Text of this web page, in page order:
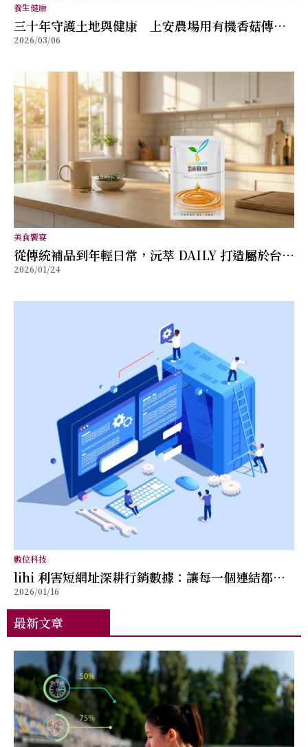
養生健康
三十年守護土地與健康 上安農場用有機香菇傳遞
自然滋味
2026/03/06
美食饗宴
從傳統補品到年輕日常，沅萃 DAILY 打造屬於台灣
的滴雞精新形象
2026/01/24
數位科技
lihi 利害短網址深耕行銷數據：讓每一個連結都
「帶得出成效」
2026/01/16
最新文章